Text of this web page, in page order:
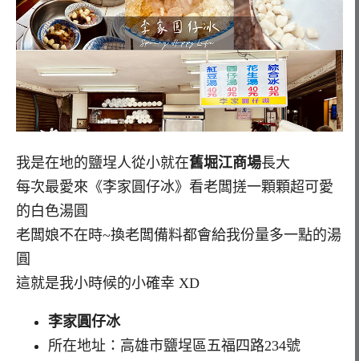
我是在地的鹽埕人從小就在舊堀江商場長大
每次最愛來《李家圓仔冰》看老闆搓一顆顆超可愛
的白色湯圓
老闆娘不在時~換老闆備料都會給我份量多一點的湯
圓
這就是我小時候的小確幸 XD
李家圓仔冰
所在地址：高雄市鹽埕區五福四路234號